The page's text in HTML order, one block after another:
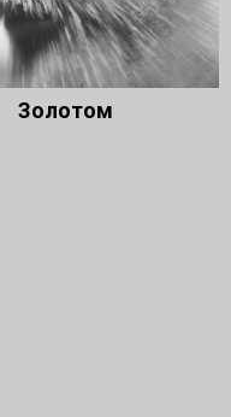
Золотом